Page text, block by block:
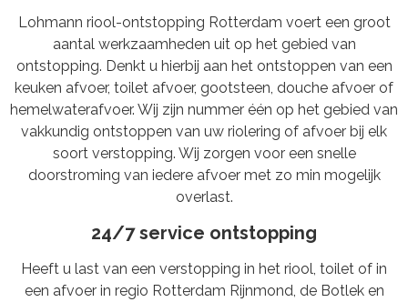
Lohmann riool-ontstopping Rotterdam voert een groot
aantal werkzaamheden uit op het gebied van
ontstopping. Denkt u hierbij aan het ontstoppen van een
keuken afvoer, toilet afvoer, gootsteen, douche afvoer of
hemelwaterafvoer. Wij zijn nummer één op het gebied van
vakkundig ontstoppen van uw riolering of afvoer bij elk
soort verstopping. Wij zorgen voor een snelle
doorstroming van iedere afvoer met zo min mogelijk
overlast.
24/7 service ontstopping
Heeft u last van een verstopping in het riool, toilet of in
een afvoer in regio Rotterdam Rijnmond, de Botlek en